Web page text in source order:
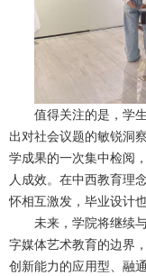
值得关注的是，学
出对社会议题的敏锐洞
学成果的一次集中检阅
人成效。在中西教育理
怀相互激发，毕业设计
未来，学院将继续
字媒体艺术教育的边界
创新能力的应用型、融